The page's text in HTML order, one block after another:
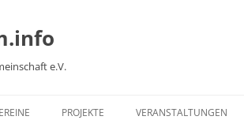
e.V.
PROJEKTE VERANSTALTUNGEN